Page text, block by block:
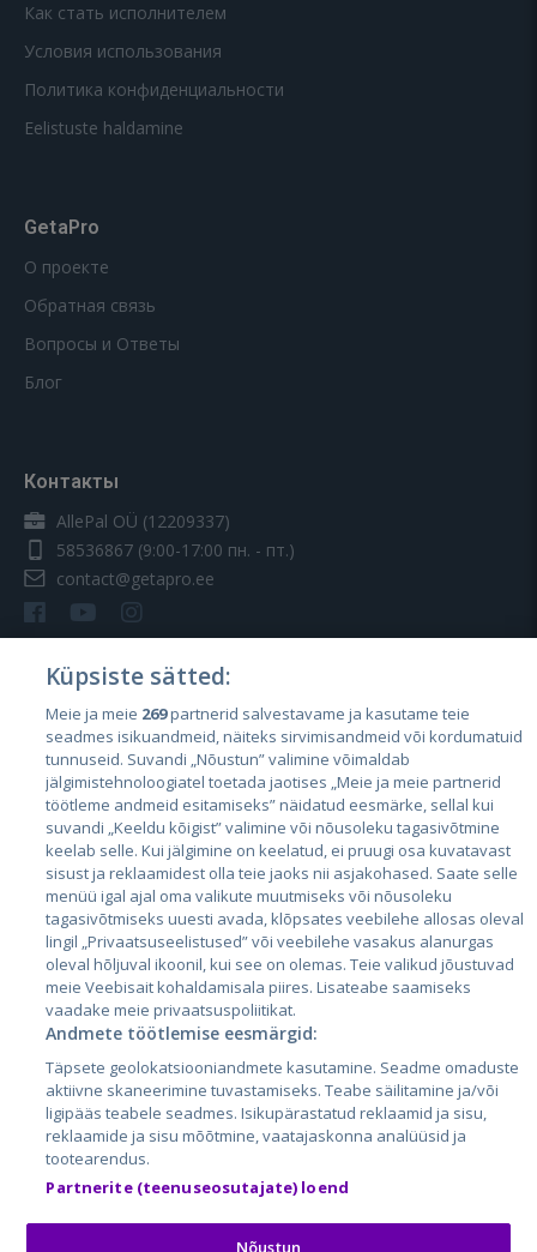
Как стать исполнителем
Условия использования
Политика конфиденциальности
Eelistuste haldamine
GetaPro
О проекте
Обратная связь
Вопросы и Ответы
Блог
Контакты
AllePal OÜ (12209337)
58536867 (9:00-17:00 пн. - пт.)
contact@getapro.ee
Страны
Эстония
Латвия
Литва
City24.lv
City24.ee
GetaPro.lv
GetaPro.ee
Autoplius.lt
Aruodas.lt
CVbankas.lt
Kainos.lt
Paslaugos.lt
auto24.ee
Osta.ee
KuldneBörs.ee
Küpsiste sätted:
Meie ja meie 269partnerid salvestavame ja kasutame teie
seadmes isikuandmeid, näiteks sirvimisandmeid või kordumatuid
tunnuseid. Suvandi „Nõustun” valimine võimaldab
jälgimistehnoloogiatel toetada jaotises „Meie ja meie partnerid
töötleme andmeid esitamiseks” näidatud eesmärke, sellal kui
suvandi „Keeldu kõigist” valimine või nõusoleku tagasivõtmine
keelab selle. Kui jälgimine on keelatud, ei pruugi osa kuvatavast
sisust ja reklaamidest olla teie jaoks nii asjakohased. Saate selle
menüü igal ajal oma valikute muutmiseks või nõusoleku
tagasivõtmiseks uuesti avada, klõpsates veebilehe allosas oleval
lingil „Privaatsuseelistused” või veebilehe vasakus alanurgas
oleval hõljuval ikoonil, kui see on olemas. Teie valikud jõustuvad
meie Veebisait kohaldamisala piires. Lisateabe saamiseks
vaadake meie privaatsuspoliitikat.
Andmete töötlemise eesmärgid:
Täpsete geolokatsiooniandmete kasutamine. Seadme omaduste
aktiivne skaneerimine tuvastamiseks. Teabe säilitamine ja/või
ligipääs teabele seadmes. Isikupärastatud reklaamid ja sisu,
reklaamide ja sisu mõõtmine, vaatajaskonna analüüsid ja
tootearendus.
Partnerite (teenuseosutajate) loend
Nõustun